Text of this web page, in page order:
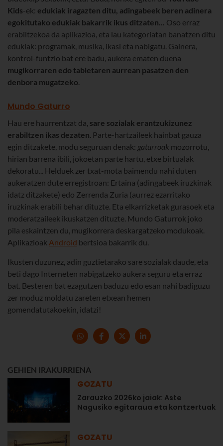
Kids-ek: edukiak iragazten ditu, adingabeek beren adinera
egokitutako edukiak bakarrik ikus ditzaten... Oso erraz
erabiltzekoa da aplikazioa, eta lau kategoriatan banatzen ditu
edukiak: programak, musika, ikasi eta nabigatu. Gainera,
kontrol-funtzio bat ere badu, aukera ematen duena
mugikorraren edo tabletaren aurrean pasatzen den
denbora mugatzeko.
Mundo Gaturro
Hau ere haurrentzat da, sare sozialak erantzukizunez
erabiltzen ikas dezaten. Parte-hartzaileek hainbat gauza
egin ditzakete, modu seguruan denak: gaturroak mozorrotu,
hirian barrena ibili, jokoetan parte hartu, etxe birtualak
dekoratu... Helduek zer txat-mota baimendu nahi duten
aukeratzen dute erregistroan: Ertaina (adingabeek iruzkinak
idatz ditzakete) edo Zerrenda Zuria (aurrez ezarritako
iruzkinak erabili behar dituzte. Eta elkarrizketak gurasoek eta
moderatzaileek ikuskatzen dituzte. Mundo Gaturrok joko
pila eskaintzen du, mugikorrera deskargatzeko modukoak.
Aplikazioak Android bertsioa bakarrik du.
Ikusten duzunez, adin guztietarako sare sozialak daude, eta
beti dago Interneten nabigatzeko aukera seguru eta erraz
bat. Besteren bat ezagutzen baduzu edo esan nahi badiguzu
zer moduz moldatu zareten etxean hemen
gomendatutakoekin, idatzi!
GEHIEN IRAKURRIENA
GOZATU
Zarauzko 2026ko jaiak: Aste
Nagusiko egitaraua eta kontzertuak
GOZATU